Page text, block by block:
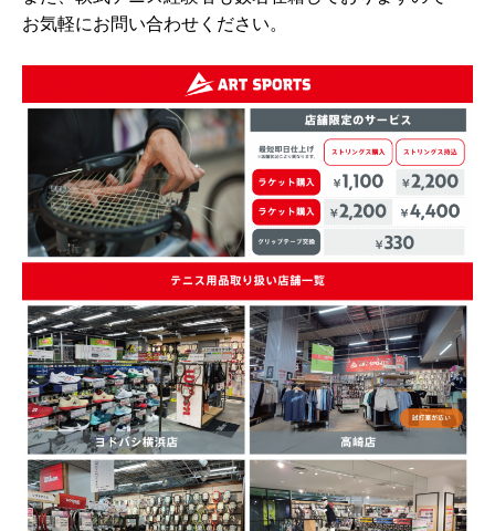
お気軽にお問い合わせください。